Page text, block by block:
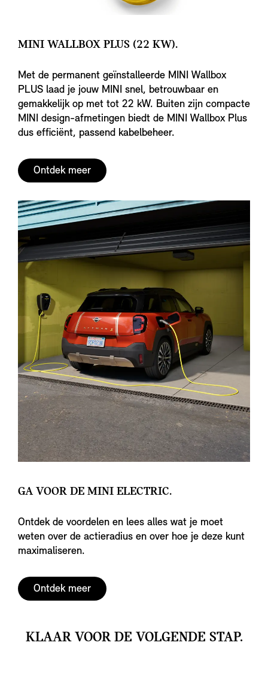
MINI WALLBOX PLUS (22 KW).
Met de permanent geïnstalleerde MINI Wallbox
PLUS laad je jouw MINI snel, betrouwbaar en
gemakkelijk op met tot 22 kW. Buiten zijn compacte
MINI design-afmetingen biedt de MINI Wallbox Plus
dus efficiënt, passend kabelbeheer.
Ontdek meer
GA VOOR DE MINI ELECTRIC.
Ontdek de voordelen en lees alles wat je moet
weten over de actieradius en over hoe je deze kunt
maximaliseren.
Ontdek meer
KLAAR VOOR DE VOLGENDE STAP.